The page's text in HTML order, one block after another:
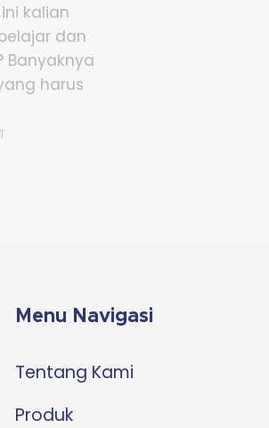
kalian
dan
Banyaknya
harus
Menu Navigasi
Tentang Kami
Produk